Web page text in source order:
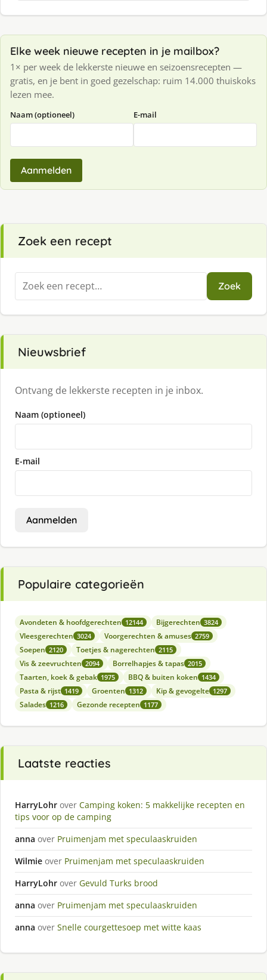
Elke week nieuwe recepten in je mailbox?
1× per week de lekkerste nieuwe en seizoensrecepten —
gratis, en je bent in goed gezelschap: ruim 14.000 thuiskoks
lezen mee.
Naam (optioneel) E-mail
Aanmelden
Zoek een recept
Zoeken
naar:
Zoek
Nieuwsbrief
Ontvang de lekkerste recepten in je inbox.
Naam (optioneel)
E-mail
Aanmelden
Populaire categorieën
Avondeten & hoofdgerechten 12144 Bijgerechten 3824
Vleesgerechten 3024 Voorgerechten & amuses 2759
Soepen 2120 Toetjes & nagerechten 2115
Vis & zeevruchten 2094 Borrelhapjes & tapas 2015
Taarten, koek & gebak 1975 BBQ & buiten koken 1434
Pasta & rijst 1419 Groenten 1312 Kip & gevogelte 1297
Salades 1216 Gezonde recepten 1177
Laatste reacties
HarryLohr over Camping koken: 5 makkelijke recepten en
tips voor op de camping
anna over Pruimenjam met speculaaskruiden
Wilmie over Pruimenjam met speculaaskruiden
HarryLohr over Gevuld Turks brood
anna over Pruimenjam met speculaaskruiden
anna over Snelle courgettesoep met witte kaas